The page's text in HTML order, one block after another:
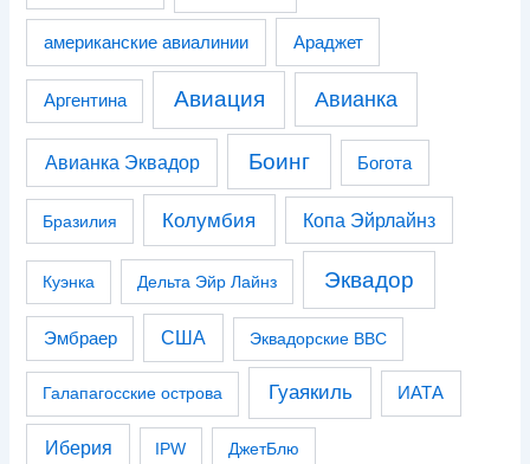
американские авиалинии Араджет
Аргентина Авиация Авианка
Авианка Эквадор Боинг Богота
Бразилия Колумбия Копа Эйрлайнз
Куэнка Дельта Эйр Лайнз Эквадор
Эмбраер США Эквадорские ВВС
Галапагосские острова Гуаякиль ИАТА
Иберия IPW ДжетБлю